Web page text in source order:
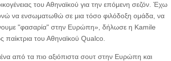
του Αθηναϊκού για την επόμενη σεζόν. Έχω
να ενσωματωθώ σε μια τόσο φιλόδοξη ομάδα, να
"φασαρία" στην Ευρώπη», δήλωσε η Kamile
του Αθηναϊκού Qualco.
από τα πιο αξιόπιστα σουτ στην Ευρώπη και